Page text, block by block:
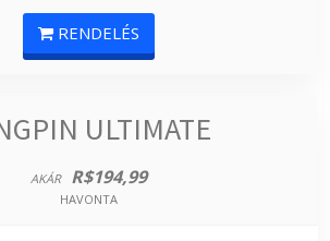
RENDELÉS
ULTIMATE
AKÁR R$194,99
HAVONTA